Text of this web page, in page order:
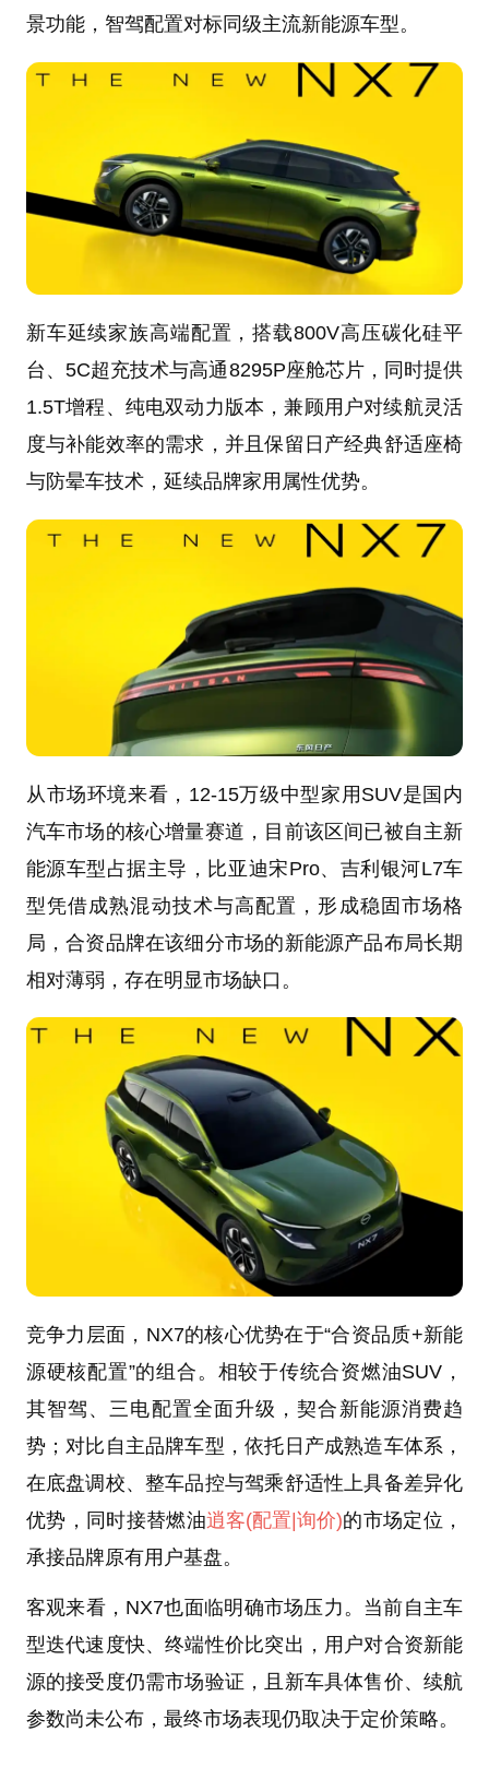
景功能，智驾配置对标同级主流新能源车型。
新车延续家族高端配置，搭载800V高压碳化硅平
台、5C超充技术与高通8295P座舱芯片，同时提供
1.5T增程、纯电双动力版本，兼顾用户对续航灵活
度与补能效率的需求，并且保留日产经典舒适座椅
与防晕车技术，延续品牌家用属性优势。
从市场环境来看，12-15万级中型家用SUV是国内
汽车市场的核心增量赛道，目前该区间已被自主新
能源车型占据主导，比亚迪宋Pro、吉利银河L7车
型凭借成熟混动技术与高配置，形成稳固市场格
局，合资品牌在该细分市场的新能源产品布局长期
相对薄弱，存在明显市场缺口。
竞争力层面，NX7的核心优势在于“合资品质+新能
源硬核配置”的组合。相较于传统合资燃油SUV，
其智驾、三电配置全面升级，契合新能源消费趋
势；对比自主品牌车型，依托日产成熟造车体系，
在底盘调校、整车品控与驾乘舒适性上具备差异化
优势，同时接替燃油逍客(配置|询价)的市场定位，
承接品牌原有用户基盘。
客观来看，NX7也面临明确市场压力。当前自主车
型迭代速度快、终端性价比突出，用户对合资新能
源的接受度仍需市场验证，且新车具体售价、续航
参数尚未公布，最终市场表现仍取决于定价策略。